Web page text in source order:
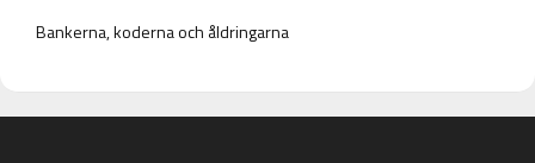
Bankerna, koderna och åldringarna